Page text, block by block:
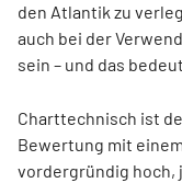
den Atlantik zu
auch bei der
sein – und das
Charttechnisch ist
Bewertung mit
vordergründig hoch,